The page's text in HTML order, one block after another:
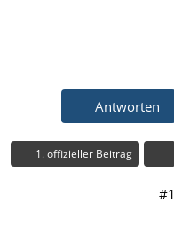
Antworten
1. offizieller Beitrag
#1